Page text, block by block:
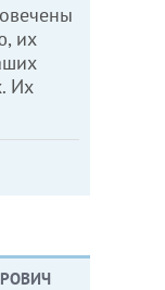
их
Их